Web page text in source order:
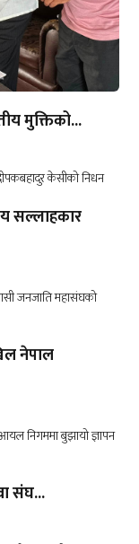
मुक्तिको...
सल्लाहकार
नेपाल
संघ...